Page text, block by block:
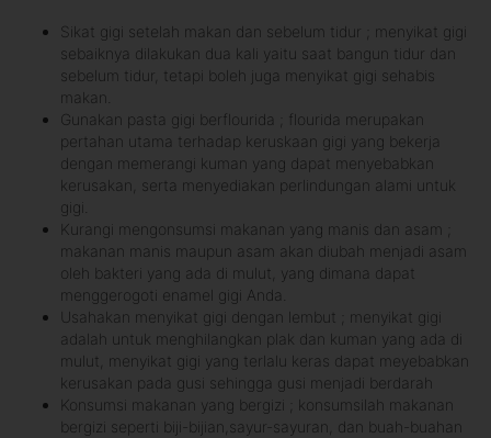
Sikat gigi setelah makan dan sebelum tidur ; menyikat gigi
sebaiknya dilakukan dua kali yaitu saat bangun tidur dan
sebelum tidur, tetapi boleh juga menyikat gigi sehabis
makan.
Gunakan pasta gigi berflourida ; flourida merupakan
pertahan utama terhadap keruskaan gigi yang bekerja
dengan memerangi kuman yang dapat menyebabkan
kerusakan, serta menyediakan perlindungan alami untuk
gigi.
Kurangi mengonsumsi makanan yang manis dan asam ;
makanan manis maupun asam akan diubah menjadi asam
oleh bakteri yang ada di mulut, yang dimana dapat
menggerogoti enamel gigi Anda.
Usahakan menyikat gigi dengan lembut ; menyikat gigi
adalah untuk menghilangkan plak dan kuman yang ada di
mulut, menyikat gigi yang terlalu keras dapat meyebabkan
kerusakan pada gusi sehingga gusi menjadi berdarah
Konsumsi makanan yang bergizi ; konsumsilah makanan
bergizi seperti biji-bijian,sayur-sayuran, dan buah-buahan